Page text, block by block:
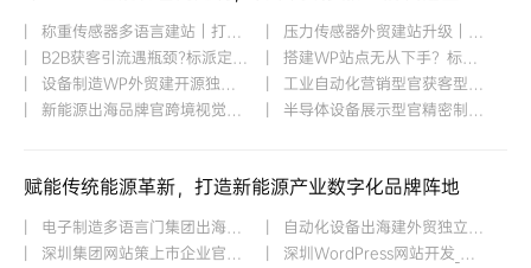
| 称重传感器多语言建站｜打造海...
| 压力传感器外贸建站升级｜精准...
| B2B获客引流遇瓶颈?标派定制商...
| 搭建WP站点无从下手？标派视觉...
| 设备制造WP外贸建开源独立站开...
| 工业自动化营销型官获客型网站...
| 新能源出海品牌官跨境视觉定制...
| 半导体设备展示型官精密制造出...
赋能传统能源革新，打造新能源产业数字化品牌阵地
| 电子制造多语言门集团出海官网...
| 自动化设备出海建外贸独立站开...
| 深圳集团网站策上市企业官网设...
| 深圳WordPress网站开发_WP外贸...